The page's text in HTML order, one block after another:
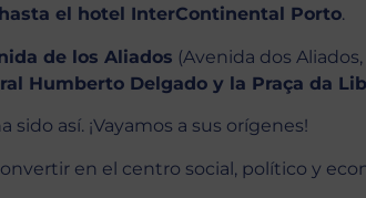
el hotel InterContinental Porto.
de los Aliados (Avenida dos
Humberto Delgado y la Praça da
así. ¡Vayamos a sus orígenes!
en el centro social, político y